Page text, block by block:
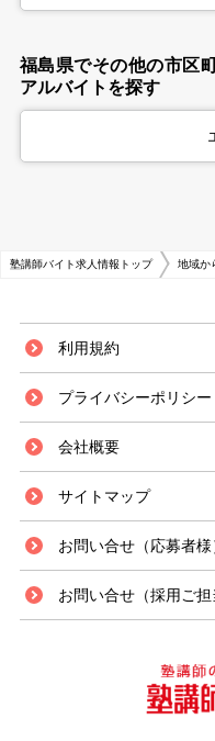
福島県でその他の市区
アルバイトを探す
塾講師バイト求人情報トップ 地域か
利用規約
プライバシーポリシー
会社概要
サイトマップ
お問い合せ（応募者様
お問い合せ（採用ご担